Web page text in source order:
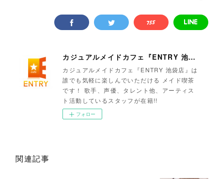
カジュアルメイドカフェ『ENTRY 池袋店』
カジュアルメイドカフェ『ENTRY 池袋店』は
誰でも気軽に楽しんでいただける メイド喫茶
です！ 歌手、声優、タレント他、アーティス
ト活動しているスタッフが在籍!!
フォロー
関連記事